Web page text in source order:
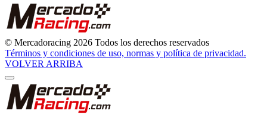
© Mercadoracing 2026 Todos los derechos reservados
Términos y condiciones de uso, normas y política de privacidad.
VOLVER ARRIBA